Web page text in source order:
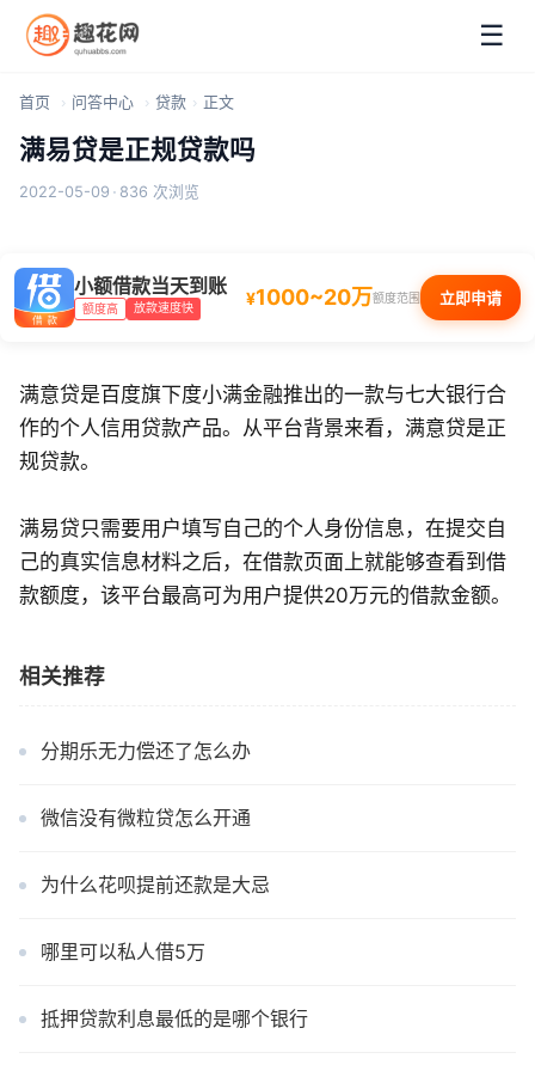
☰
首页 问答中心 贷款 正文
满易贷是正规贷款吗
2022-05-09 · 836 次浏览
小额借款当天到账
额度高 放款速度快 ¥1000~20万额度范围 立即申请
满意贷是百度旗下度小满金融推出的一款与七大银行合
作的个人信用贷款产品。从平台背景来看，满意贷是正
规贷款。
满易贷只需要用户填写自己的个人身份信息，在提交自
己的真实信息材料之后，在借款页面上就能够查看到借
款额度，该平台最高可为用户提供20万元的借款金额。
相关推荐
分期乐无力偿还了怎么办
微信没有微粒贷怎么开通
为什么花呗提前还款是大忌
哪里可以私人借5万
抵押贷款利息最低的是哪个银行